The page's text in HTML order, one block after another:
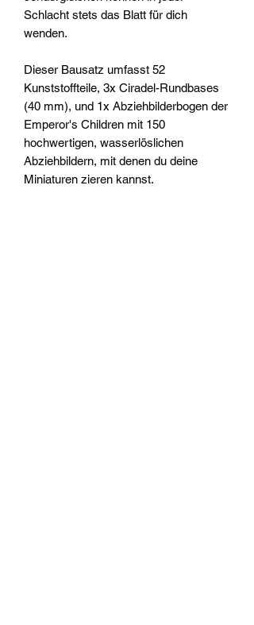
Schlacht stets das Blatt für dich
wenden.
Dieser Bausatz umfasst 52
Kunststoffteile, 3x Ciradel-Rundbases
(40 mm), und 1x Abziehbilderbogen der
Emperor's Children mit 150
hochwertigen, wasserlöslichen
Abziehbildern, mit denen du deine
Miniaturen zieren kannst.